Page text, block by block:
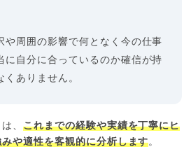
や周囲の影響で何となく今の仕事
に自分に合っているのか確信が持
ありません。
、 これまでの経験や実績を丁寧にヒ
や適性を客観的に分析します。